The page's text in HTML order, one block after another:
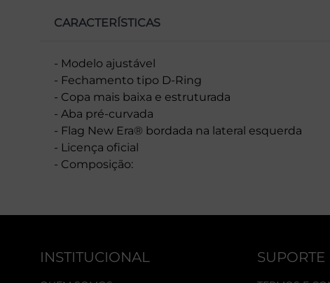
CARACTERÍSTICAS
- Modelo ajustável
- Fechamento tipo D-Ring
- Copa mais baixa e estruturada
- Aba pré-curvada
- Flag New Era® bordada na lateral esquerda
- Licença oficial
- Composição:
INSTITUCIONAL SUPORTE